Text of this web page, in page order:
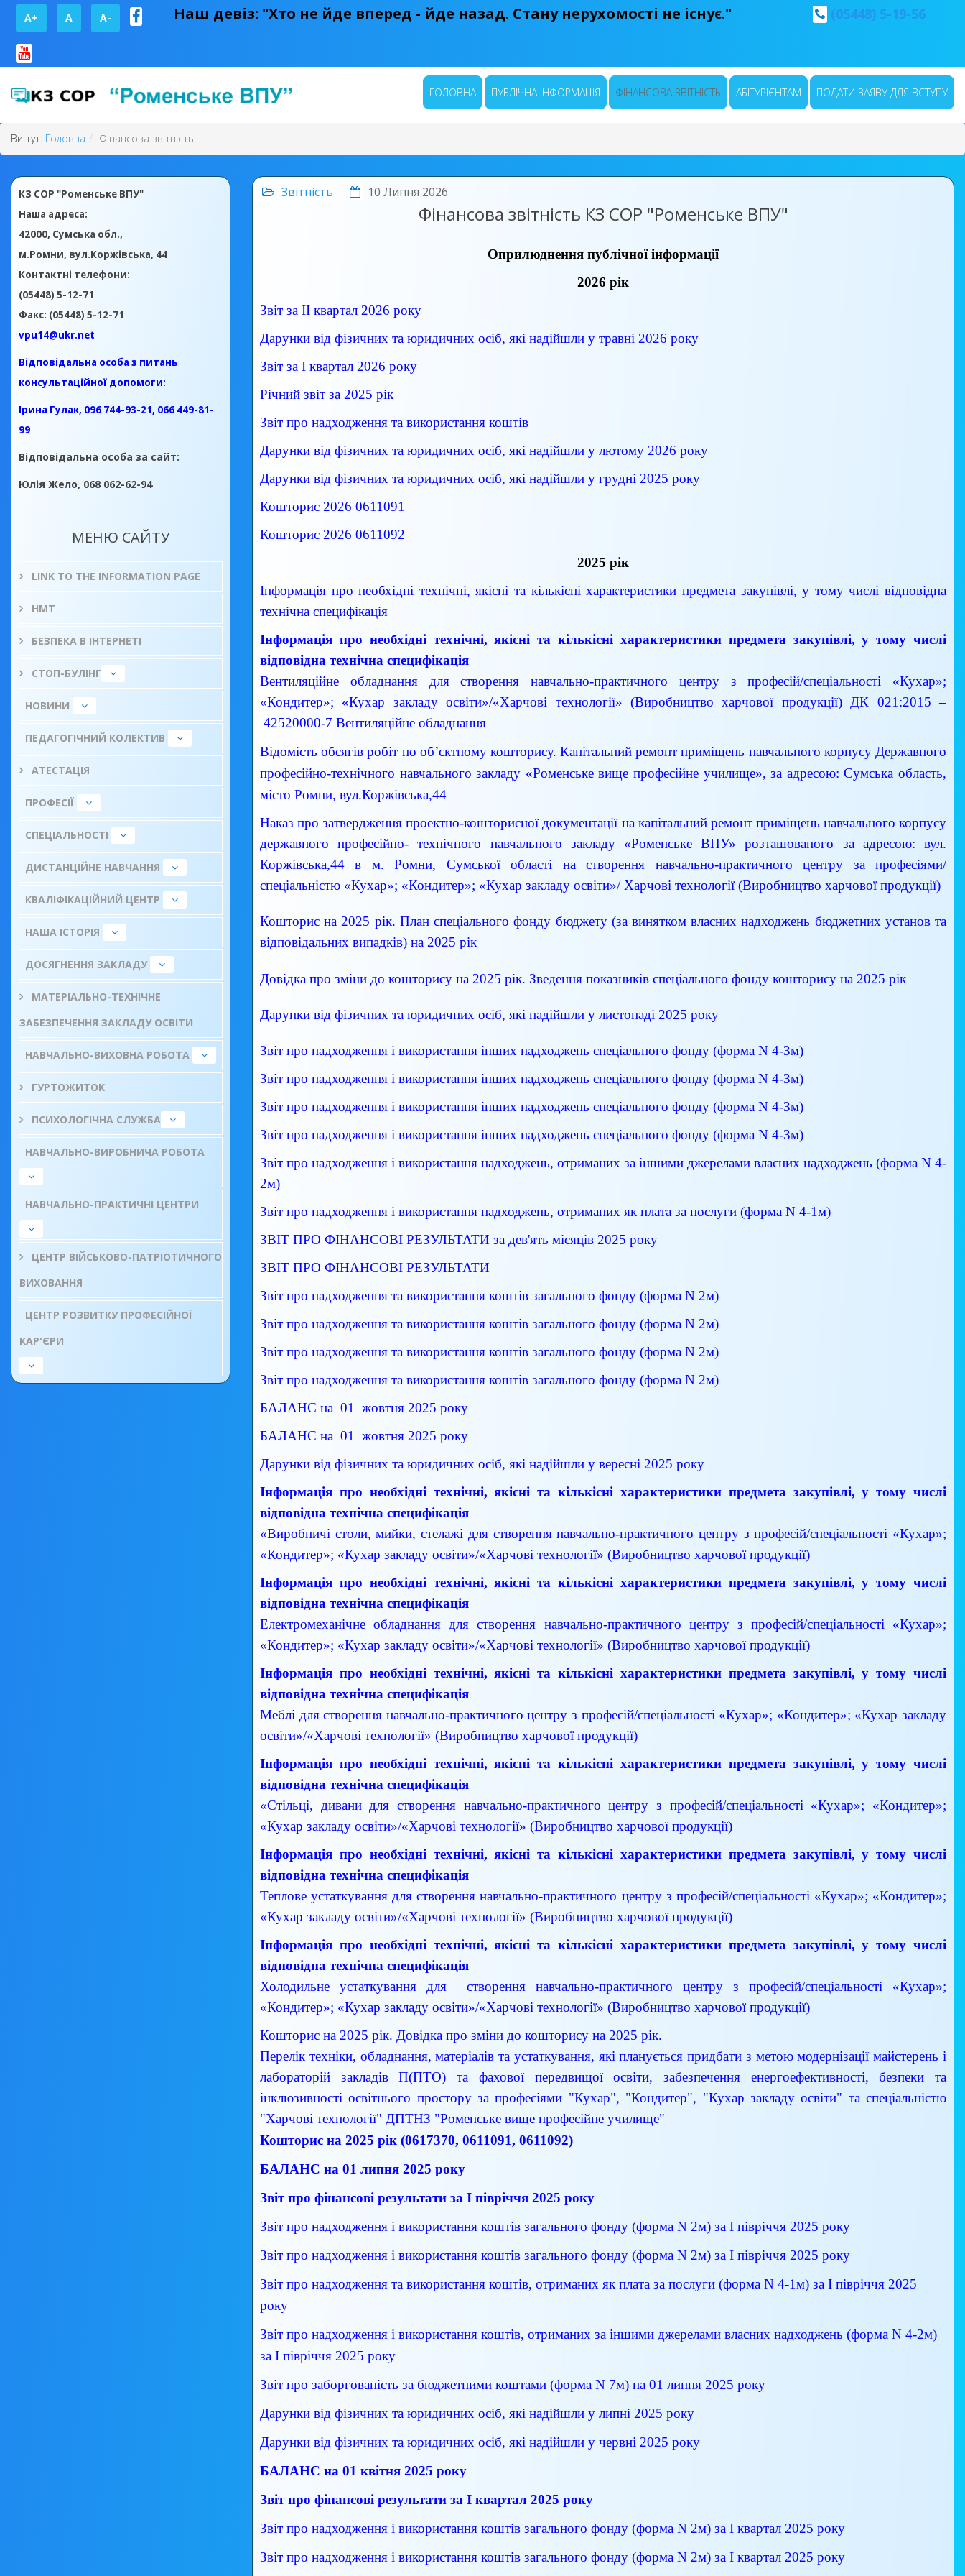
A+ А A- Наш девіз: "Хто не йде вперед - йде назад. Стану нерухомості не існує." (05448) 5-19-56
ГОЛОВНА ПУБЛІЧНА ІНФОРМАЦІЯ ФІНАНСОВА ЗВІТНІСТЬ АБІТУРІЄНТАМ ПОДАТИ ЗАЯВУ ДЛЯ ВСТУПУ
Ви тут: Головна Фінансова звітність
КЗ СОР "Роменське ВПУ"
Наша адреса:
42000, Сумська обл.,
м.Ромни, вул.Коржівська, 44
Контактні телефони:
(05448) 5-12-71
Факс: (05448) 5-12-71
vpu14@ukr.net
Відповідальна особа з питань
консультаційної допомоги:
Ірина Гулак, 096 744-93-21, 066 449-81-
99
Відповідальна особа за сайт:
Юлія Жело, 068 062-62-94
МЕНЮ САЙТУ
LINK TO THE INFORMATION PAGE
НМТ
БЕЗПЕКА В ІНТЕРНЕТІ
СТОП-БУЛІНГ
НОВИНИ
ПЕДАГОГІЧНИЙ КОЛЕКТИВ
АТЕСТАЦІЯ
ПРОФЕСІЇ
СПЕЦІАЛЬНОСТІ
ДИСТАНЦІЙНЕ НАВЧАННЯ
КВАЛІФІКАЦІЙНИЙ ЦЕНТР
НАША ІСТОРІЯ
ДОСЯГНЕННЯ ЗАКЛАДУ
МАТЕРІАЛЬНО-ТЕХНІЧНЕ
ЗАБЕЗПЕЧЕННЯ ЗАКЛАДУ ОСВІТИ
НАВЧАЛЬНО-ВИХОВНА РОБОТА
ГУРТОЖИТОК
ПСИХОЛОГІЧНА СЛУЖБА
НАВЧАЛЬНО-ВИРОБНИЧА РОБОТА
НАВЧАЛЬНО-ПРАКТИЧНІ ЦЕНТРИ
ЦЕНТР ВІЙСЬКОВО-ПАТРІОТИЧНОГО
ВИХОВАННЯ
ЦЕНТР РОЗВИТКУ ПРОФЕСІЙНОЇ
КАР'ЄРИ
Звітність 10 Липня 2026
Фінансова звітність КЗ СОР "Роменське ВПУ"
Оприлюднення публічної інформації
2026 рік
Звіт за ІІ квартал 2026 року
Дарунки від фізичних та юридичних осіб, які надійшли у травні 2026 року
Звіт за І квартал 2026 року
Річний звіт за 2025 рік
Звіт про надходження та використання коштів
Дарунки від фізичних та юридичних осіб, які надійшли у лютому 2026 року
Дарунки від фізичних та юридичних осіб, які надійшли у грудні 2025 року
Кошторис 2026 0611091
Кошторис 2026 0611092
2025 рік
Інформація про необхідні технічні, якісні та кількісні характеристики предмета закупівлі, у тому числі відповідна
технічна специфікація
Інформація про необхідні технічні, якісні та кількісні характеристики предмета закупівлі, у тому числі
відповідна технічна специфікація
Вентиляційне обладнання для створення навчально-практичного центру з професій/спеціальності «Кухар»;
«Кондитер»; «Кухар закладу освіти»/«Харчові технології» (Виробництво харчової продукції) ДК 021:2015 –
42520000-7 Вентиляційне обладнання
Відомість обсягів робіт по об’єктному кошторису. Капітальний ремонт приміщень навчального корпусу Державного
професійно-технічного навчального закладу «Роменське вище професійне училище», за адресою: Сумська область,
місто Ромни, вул.Коржівська,44
Наказ про затвердження проектно-кошторисної документації на капітальний ремонт приміщень навчального корпусу
державного професійно- технічного навчального закладу «Роменське ВПУ» розташованого за адресою: вул.
Коржівська,44 в м. Ромни, Сумської області на створення навчально-практичного центру за професіями/
спеціальністю «Кухар»; «Кондитер»; «Кухар закладу освіти»/ Харчові технології (Виробництво харчової продукції)
Кошторис на 2025 рік. План спеціального фонду бюджету (за винятком власних надходжень бюджетних установ та
відповідальних випадків) на 2025 рік
Довідка про зміни до кошторису на 2025 рік. Зведення показників спеціального фонду кошторису на 2025 рік
Дарунки від фізичних та юридичних осіб, які надійшли у листопаді 2025 року
Звіт про надходження і використання інших надходжень спеціального фонду (форма N 4-3м)
Звіт про надходження і використання інших надходжень спеціального фонду (форма N 4-3м)
Звіт про надходження і використання інших надходжень спеціального фонду (форма N 4-3м)
Звіт про надходження і використання інших надходжень спеціального фонду (форма N 4-3м)
Звіт про надходження і використання надходжень, отриманих за іншими джерелами власних надходжень (форма N 4-
2м)
Звіт про надходження і використання надходжень, отриманих як плата за послуги (форма N 4-1м)
ЗВІТ ПРО ФІНАНСОВІ РЕЗУЛЬТАТИ за дев'ять місяців 2025 року
ЗВІТ ПРО ФІНАНСОВІ РЕЗУЛЬТАТИ
Звіт про надходження та використання коштів загального фонду (форма N 2м)
Звіт про надходження та використання коштів загального фонду (форма N 2м)
Звіт про надходження та використання коштів загального фонду (форма N 2м)
Звіт про надходження та використання коштів загального фонду (форма N 2м)
БАЛАНС на 01 жовтня 2025 року
БАЛАНС на 01 жовтня 2025 року
Дарунки від фізичних та юридичних осіб, які надійшли у вересні 2025 року
Інформація про необхідні технічні, якісні та кількісні характеристики предмета закупівлі, у тому числі
відповідна технічна специфікація
«Виробничі столи, мийки, стелажі для створення навчально-практичного центру з професій/спеціальності «Кухар»;
«Кондитер»; «Кухар закладу освіти»/«Харчові технології» (Виробництво харчової продукції)
Інформація про необхідні технічні, якісні та кількісні характеристики предмета закупівлі, у тому числі
відповідна технічна специфікація
Електромеханічне обладнання для створення навчально-практичного центру з професій/спеціальності «Кухар»;
«Кондитер»; «Кухар закладу освіти»/«Харчові технології» (Виробництво харчової продукції)
Інформація про необхідні технічні, якісні та кількісні характеристики предмета закупівлі, у тому числі
відповідна технічна специфікація
Меблі для створення навчально-практичного центру з професій/спеціальності «Кухар»; «Кондитер»; «Кухар закладу
освіти»/«Харчові технології» (Виробництво харчової продукції)
Інформація про необхідні технічні, якісні та кількісні характеристики предмета закупівлі, у тому числі
відповідна технічна специфікація
«Стільці, дивани для створення навчально-практичного центру з професій/спеціальності «Кухар»; «Кондитер»;
«Кухар закладу освіти»/«Харчові технології» (Виробництво харчової продукції)
Інформація про необхідні технічні, якісні та кількісні характеристики предмета закупівлі, у тому числі
відповідна технічна специфікація
Теплове устаткування для створення навчально-практичного центру з професій/спеціальності «Кухар»; «Кондитер»;
«Кухар закладу освіти»/«Харчові технології» (Виробництво харчової продукції)
Інформація про необхідні технічні, якісні та кількісні характеристики предмета закупівлі, у тому числі
відповідна технічна специфікація
Холодильне устаткування для створення навчально-практичного центру з професій/спеціальності «Кухар»;
«Кондитер»; «Кухар закладу освіти»/«Харчові технології» (Виробництво харчової продукції)
Кошторис на 2025 рік. Довідка про зміни до кошторису на 2025 рік.
Перелік техніки, обладнання, матеріалів та устаткування, які планується придбати з метою модернізації майстерень і
лабораторій закладів П(ПТО) та фахової передвищої освіти, забезпечення енергоефективності, безпеки та
інклюзивності освітнього простору за професіями "Кухар", "Кондитер", "Кухар закладу освіти" та спеціальністю
"Харчові технології" ДПТНЗ "Роменське вище професійне училище"
Кошторис на 2025 рік (0617370, 0611091, 0611092)
БАЛАНС на 01 липня 2025 року
Звіт про фінансові результати за І півріччя 2025 року
Звіт про надходження і використання коштів загального фонду (форма N 2м) за І півріччя 2025 року
Звіт про надходження і використання коштів загального фонду (форма N 2м) за І півріччя 2025 року
Звіт про надходження та використання коштів, отриманих як плата за послуги (форма N 4-1м) за І півріччя 2025
року
Звіт про надходження і використання коштів, отриманих за іншими джерелами власних надходжень (форма N 4-2м)
за І півріччя 2025 року
Звіт про заборгованість за бюджетними коштами (форма N 7м) на 01 липня 2025 року
Дарунки від фізичних та юридичних осіб, які надійшли у липні 2025 року
Дарунки від фізичних та юридичних осіб, які надійшли у червні 2025 року
БАЛАНС на 01 квітня 2025 року
Звіт про фінансові результати за І квартал 2025 року
Звіт про надходження і використання коштів загального фонду (форма N 2м) за І квартал 2025 року
Звіт про надходження і використання коштів загального фонду (форма N 2м) за І квартал 2025 року